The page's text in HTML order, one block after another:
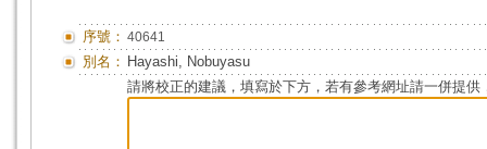
序號： 40641
別名： Hayashi, Nobuyasu
請將校正的建議，填寫於下方，若有參考網址請一併提供